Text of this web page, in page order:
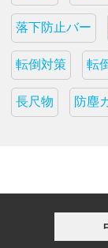
落下防止バー
転倒対策 転
長尺物 防塵